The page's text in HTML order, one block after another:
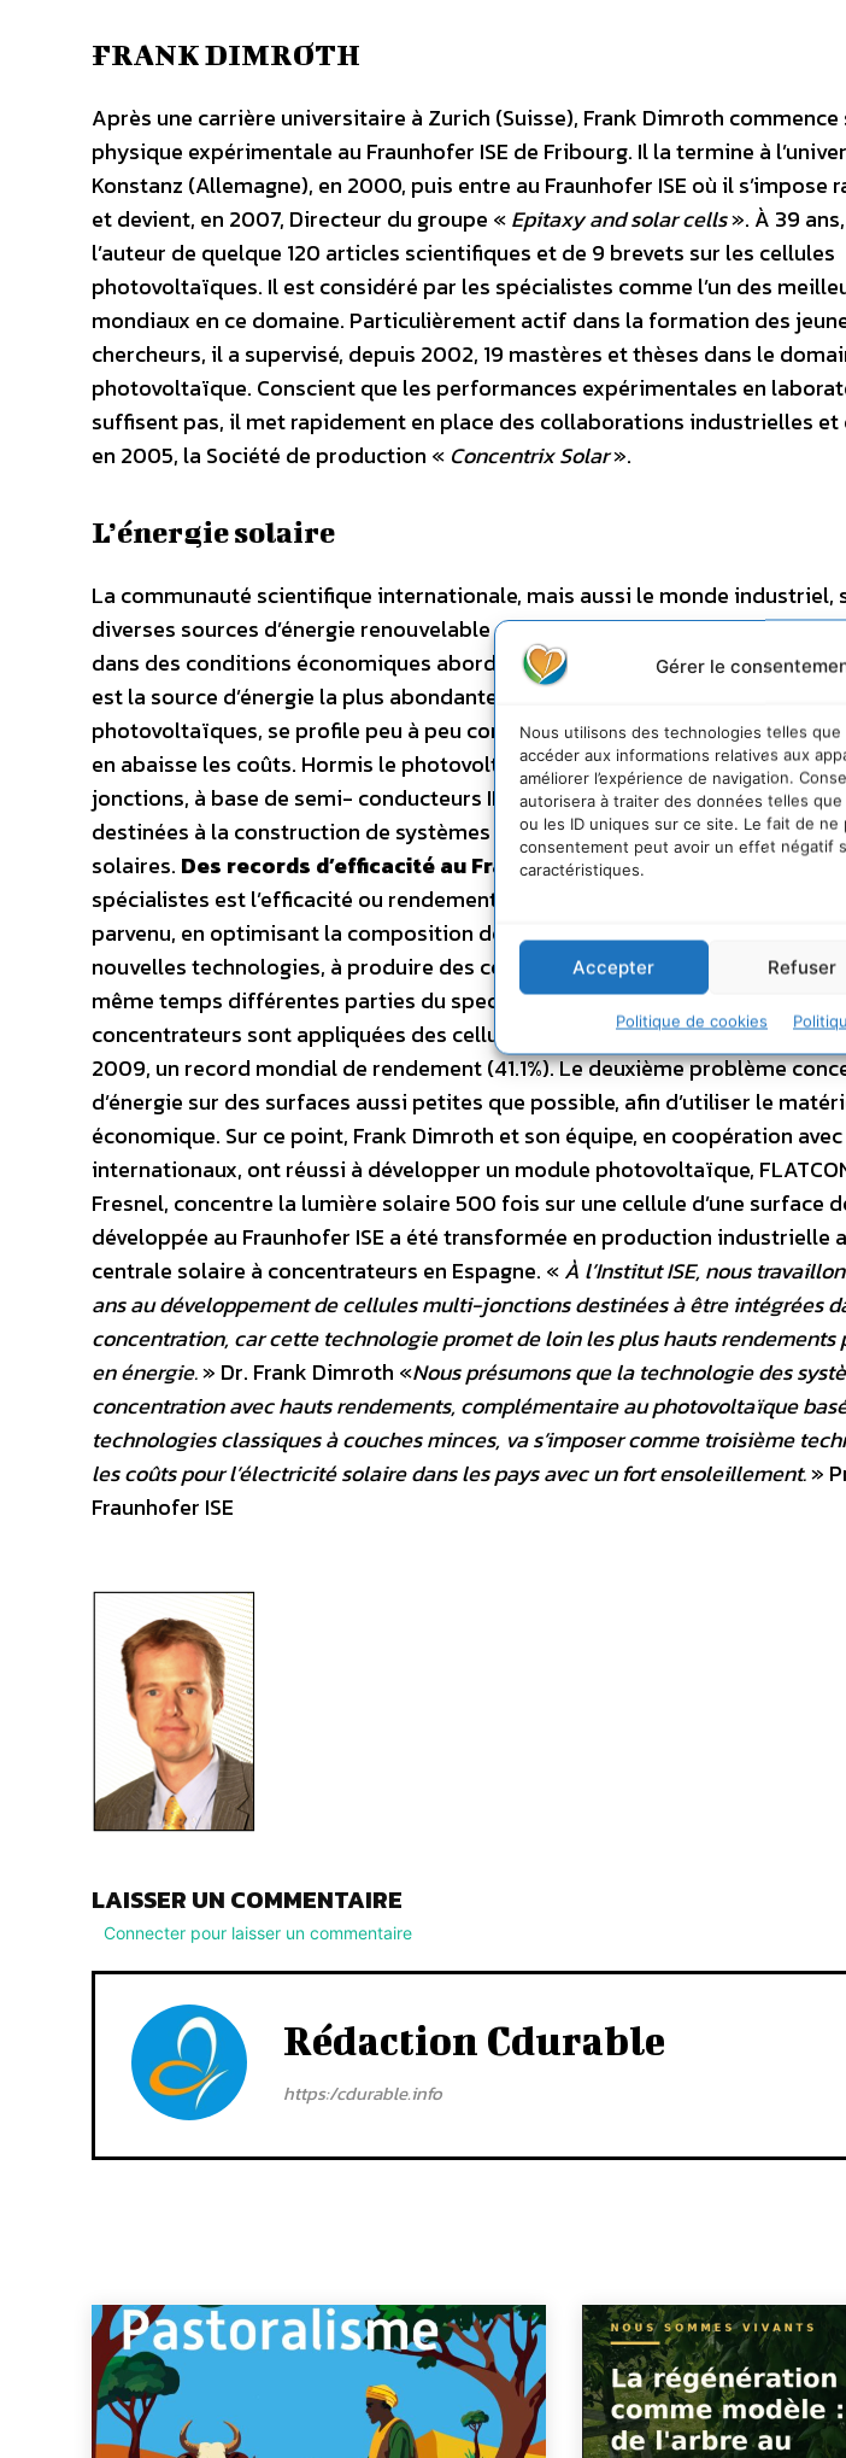
Gérer le
Nous utilisons des technologies telles
accéder aux informations relatives aux
améliorer l’expérience de navigation.
autorisera à traiter des données telles
ou les ID uniques sur ce site. Le fait de
consentement peut avoir un effet négatif
caractéristiques.
Accepter Refuser
Politique de cookies
FRANK DIMROTH
Après une carrière universitaire à Zurich (Suisse), Frank Dimroth commence
physique expérimentale au Fraunhofer ISE de Fribourg. Il la termine à
Konstanz (Allemagne), en 2000, puis entre au Fraunhofer ISE où il s’impose
et devient, en 2007, Directeur du groupe «Epitaxy and solar cells». À 39
l’auteur de quelque 120 articles scientifiques et de 9 brevets sur les cellules
photovoltaïques. Il est considéré par les spécialistes comme l’un des
mondiaux en ce domaine. Particulièrement actif dans la formation des
chercheurs, il a supervisé, depuis 2002, 19 mastères et thèses dans le
photovoltaïque. Conscient que les performances expérimentales en
suffisent pas, il met rapidement en place des collaborations industrielles
en 2005, la Société de production « Concentrix Solar».
L’énergie solaire
La communauté scientifique internationale, mais aussi le monde industriel,
diverses sources d’énergie renouvelable susceptibles de pouvoir être
dans des conditions économiques abordables, afin de remplacer les
est la source d’énergie la plus abondante et sa conversion directe en
photovoltaïques, se profile peu à peu comme l’une des voies les plus
en abaisse les coûts. Hormis le photovoltaïque à base de silicium, les
jonctions, à base de semi- conducteurs III-V, représentent la technologie à
destinées à la construction de systèmes photovoltaïques à concentration
solaires. Des records d’efficacité au Fraunhofer ISELe premier problème
spécialistes est l’efficacité ou rendement de conversion de l’énergie
parvenu, en optimisant la composition des couches successives de semi-
nouvelles technologies, à produire des cellules multicouches, jusqu’à 6
même temps différentes parties du spectre solaire en énergie électrique.
concentrateurs sont appliquées des cellules à 3 jonctions avec lesquelles le
2009, un record mondial de rendement (41.1%). Le deuxième problème
d’énergie sur des surfaces aussi petites que possible, afin d’utiliser le
économique. Sur ce point, Frank Dimroth et son équipe, en coopération
internationaux, ont réussi à développer un module photovoltaïque,
Fresnel, concentre la lumière solaire 500 fois sur une cellule d’une surface
développée au Fraunhofer ISE a été transformée en production industrielle
centrale solaire à concentrateurs en Espagne. «À l’Institut ISE, nous
ans au développement de cellules multi-jonctions destinées à être intégrées
concentration, car cette technologie promet de loin les plus hauts
en énergie.» Dr. Frank Dimroth «Nous présumons que la technologie des
concentration avec hauts rendements, complémentaire au photovoltaïque
technologies classiques à couches minces, va s’imposer comme troisième
les coûts pour l’électricité solaire dans les pays avec un fort ensoleillement.»
Fraunhofer ISE
LAISSER UN COMMENTAIRE
Connecter pour laisser un commentaire
Rédaction Cdurable
https:/cdurable.info